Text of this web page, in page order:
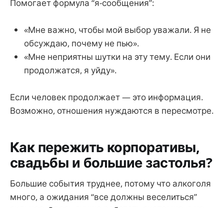
Помогает формула “я-сообщения”:
«Мне важно, чтобы мой выбор уважали. Я не
обсуждаю, почему не пью».
«Мне неприятны шутки на эту тему. Если они
продолжатся, я уйду».
Если человек продолжает — это информация.
Возможно, отношения нуждаются в пересмотре.
Как пережить корпоративы,
свадьбы и большие застолья?
Большие события труднее, потому что алкоголя
много, а ожидания “все должны веселиться”